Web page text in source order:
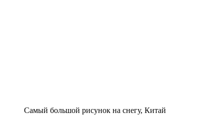
Самый большой рисунок на снегу, Китай